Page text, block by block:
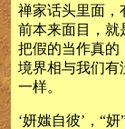
禅家话头里面，
前本来面目，就
把假的当作真的
境界相与我们有
一样。
‘妍媸自彼’，“